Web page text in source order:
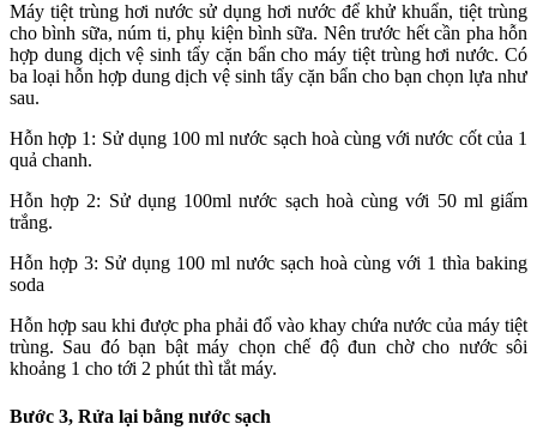
Máy tiệt trùng hơi nước sử dụng hơi nước để khử khuẩn, tiệt trùng
cho bình sữa, núm ti, phụ kiện bình sữa. Nên trước hết cần pha hỗn
hợp dung dịch vệ sinh tẩy cặn bẩn cho máy tiệt trùng hơi nước. Có
ba loại hỗn hợp dung dịch vệ sinh tẩy cặn bẩn cho bạn chọn lựa như
sau.
Hỗn hợp 1: Sử dụng 100 ml nước sạch hoà cùng với nước cốt của 1
quả chanh.
Hỗn hợp 2: Sử dụng 100ml nước sạch hoà cùng với 50 ml giấm
trắng.
Hỗn hợp 3: Sử dụng 100 ml nước sạch hoà cùng với 1 thìa baking
soda
Hỗn hợp sau khi được pha phải đổ vào khay chứa nước của máy tiệt
trùng. Sau đó bạn bật máy chọn chế độ đun chờ cho nước sôi
khoảng 1 cho tới 2 phút thì tắt máy.
Bước 3, Rửa lại bằng nước sạch